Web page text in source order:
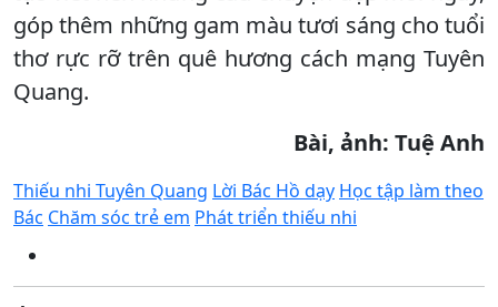
góp thêm những gam màu tươi sáng cho tuổi
thơ rực rỡ trên quê hương cách mạng Tuyên
Quang.
Bài, ảnh: Tuệ Anh
Thiếu nhi Tuyên Quang Lời Bác Hồ dạy Học tập làm theo
Bác Chăm sóc trẻ em Phát triển thiếu nhi